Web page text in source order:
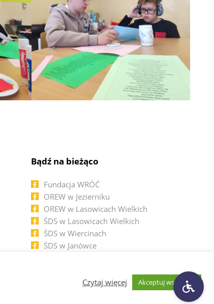
Bądź na bieżąco
Fundacja WRÓĆ
OREW w Jezierniku
OREW w Lasowicach Wielkich
ŚDS w Lasowicach Wielkich
ŚDS w Wiercinach
ŚDS w Janówce
Czytaj więcej Akceptuj wszystkie